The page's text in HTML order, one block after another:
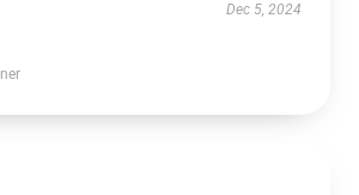
Dec 5, 2024